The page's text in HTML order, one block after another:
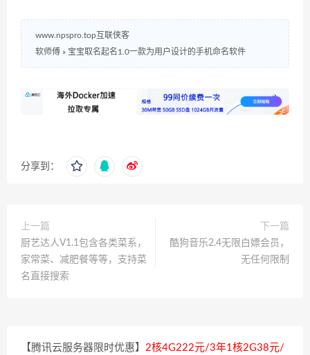
www.npspro.top互联侠客
软师傅 » 宝宝取名起名1.0一款为用户设计的手机命名软件
分享到：
上一篇
厨艺达人V1.1包含各类菜系，
家常菜、减肥餐等等，支持菜
名直接搜索
下一篇
酷狗音乐2.4无限白嫖会员，
无任何限制
【腾讯云服务器限时优惠】 2核4G222元/3年1核2G38元/